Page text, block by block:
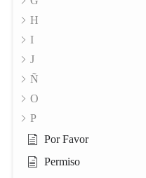
H
I
J
Ñ
O
P
Por Favor
Permiso